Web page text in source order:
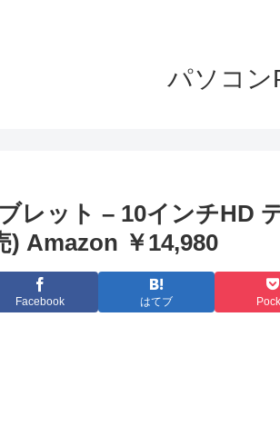
パソコン
レット – 10インチHD
) Amazon ￥14,980
Facebook はてブ